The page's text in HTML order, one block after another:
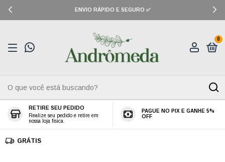
ENVIO RÁPIDO E SEGURO ✅
0
RETIRE SEU PEDIDO
Realize seu pedido e retire em
nossa loja física.
PAGUE NO PIX E GANHE 5%
OFF
GRÁTIS